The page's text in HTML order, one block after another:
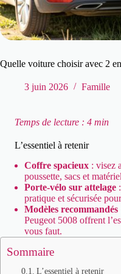
Quelle voiture choisir avec 2
3 juin 2026 Famille
Temps de lecture : 4 min
L’essentiel à retenir
Coffre spacieux : visez
poussette, sacs et
Porte-vélo sur attelage
pratique et sécurisée
Modèles recommandés
Peugeot 5008 offrent
vous faut.
Sommaire
L’essentiel à retenir